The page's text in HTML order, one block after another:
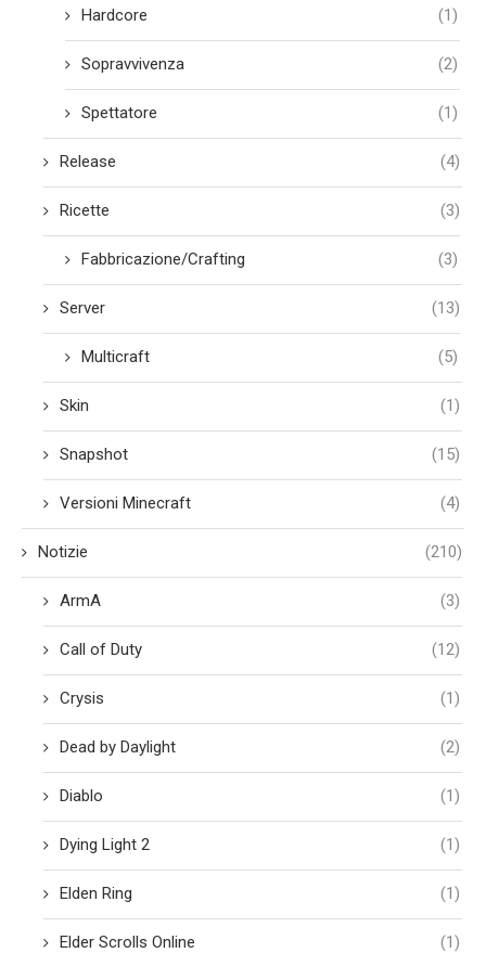
Hardcore (1)
Sopravvivenza (2)
Spettatore (1)
Release (4)
Ricette (3)
Fabbricazione/Crafting (3)
Server (13)
Multicraft (5)
Skin (1)
Snapshot (15)
Versioni Minecraft (4)
Notizie (210)
ArmA (3)
Call of Duty (12)
Crysis (1)
Dead by Daylight (2)
Diablo (1)
Dying Light 2 (1)
Elden Ring (1)
Elder Scrolls Online (1)